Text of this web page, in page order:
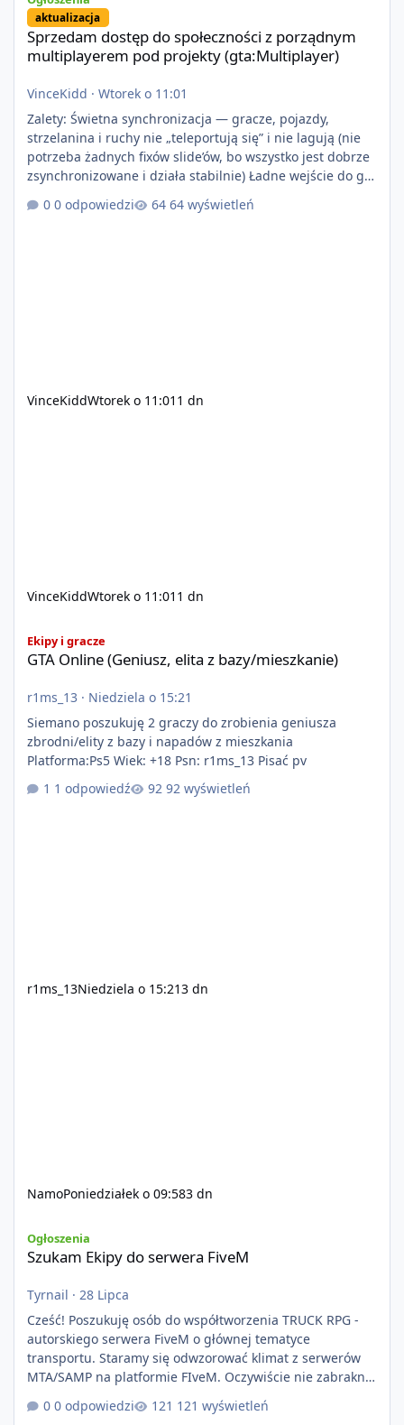
aktualizacja
Sprzedam dostęp do społeczności z porządnym
multiplayerem pod projekty (gta:Multiplayer)
VinceKidd · Wtorek o 11:01
Zalety: Świetna synchronizacja — gracze, pojazdy,
strzelanina i ruchy nie „teleportują się” i nie lagują (nie
potrzeba żadnych fixów slide’ów, bo wszystko jest dobrze
zsynchronizowane i działa stabilnie) Ładne wejście do gry
+ solidny antycheat na poziomie multiplayera Wygodne
pisanie własnych modów i skryptów (wsparcie C# / JS /
0 odpowiedzi 64 wyświetleń
VinceKiddWtorek o 11:01 1 dn
VinceKiddWtorek o 11:01 1 dn
Ekipy i gracze
GTA Online (Geniusz, elita z bazy/mieszkanie)
r1ms_13 · Niedziela o 15:21
Siemano poszukuję 2 graczy do zrobienia geniusza
zbrodni/elity z bazy i napadów z mieszkania
Platforma:Ps5 Wiek: +18 Psn: r1ms_13 Pisać pv
1 odpowiedź
92 wyświetleń
r1ms_13Niedziela o 15:213 dn
NamoPoniedziałek o 09:583 dn
Ogłoszenia
Szukam Ekipy do serwera FiveM
Tyrnail · 28 Lipca
Cześć! Poszukuję osób do współtworzenia TRUCK RPG -
autorskiego serwera FiveM o głównej tematyce
transportu. Staramy się odwzorować klimat z serwerów
MTA/SAMP na platformie FIveM. Oczywiście nie zabraknie
kontentu dla graczy którzy chcą robić coś innego niż
jeździć ciężarówką. Projekt tworzony jest od podstaw z
0 odpowiedzi 121 wyświetleń